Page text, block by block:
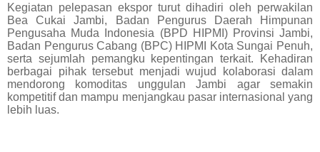
Kegiatan pelepasan ekspor turut dihadiri oleh perwakilan
Bea Cukai Jambi, Badan Pengurus Daerah Himpunan
Pengusaha Muda Indonesia (BPD HIPMI) Provinsi Jambi,
Badan Pengurus Cabang (BPC) HIPMI Kota Sungai Penuh,
serta sejumlah pemangku kepentingan terkait. Kehadiran
berbagai pihak tersebut menjadi wujud kolaborasi dalam
mendorong komoditas unggulan Jambi agar semakin
kompetitif dan mampu menjangkau pasar internasional yang
lebih luas.